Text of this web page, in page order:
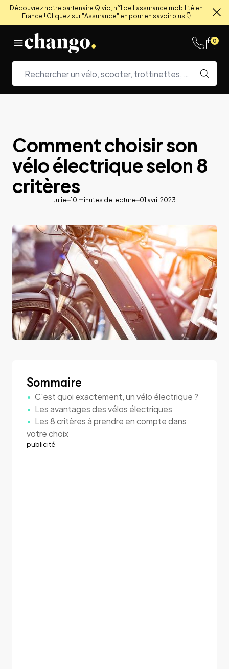
Découvrez notre partenaire Qivio, n°1 de l'assurance mobilité en
France ! Cliquez sur "Assurance" en pour en savoir plus 👇
0
Comment choisir son
vélo électrique selon 8
critères
Julie 10 minutes de lecture 01 avril 2023
Sommaire
C'est quoi exactement, un vélo électrique ?
Les avantages des vélos électriques
Les 8 critères à prendre en compte dans
votre choix
publicité